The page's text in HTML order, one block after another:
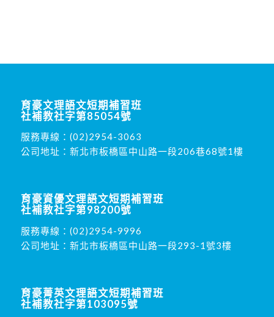
育豪文理語文短期補習班
社補教社字第85054號
服務專線： (02)2954-3063
公司地址：新北市板橋區中山路一段206巷68號1樓
育豪資優文理語文短期補習班
社補教社字第98200號
服務專線： (02)2954-9996
公司地址：新北市板橋區中山路一段293-1號3樓
育豪菁英文理語文短期補習班
社補教社字第103095號